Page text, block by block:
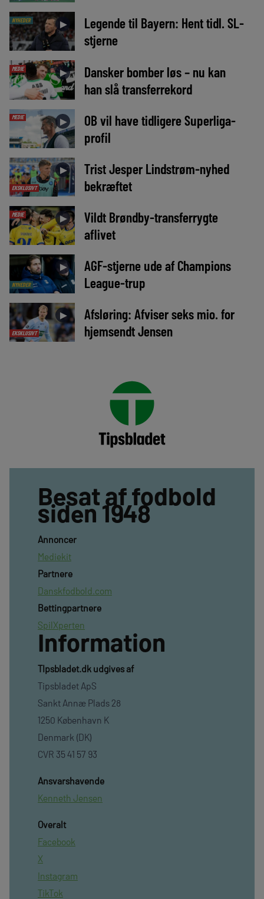
NYHEDER ►
Legende til Bayern: Hent tidl. SL-
stjerne
MEDIE ►
Dansker bomber løs – nu kan
han slå transferrekord
MEDIE ►
OB vil have tidligere Superliga-
profil
EKSKLUSIVT
►
Trist Jesper Lindstrøm-nyhed
bekræftet
MEDIE ►
Vildt Brøndby-transferrygte
aflivet
NYHEDER
►
AGF-stjerne ude af Champions
League-trup
EKSKLUSIVT
►
Afsløring: Afviser seks mio. for
hjemsendt Jensen
Besat af fodbold
siden 1948
Annoncer
Mediekit
Partnere
Danskfodbold.com
Bettingpartnere
SpilXperten
Information
TIpsbladet.dk udgives af
Tipsbladet ApS
Sankt Annæ Plads 28
1250 København K
Denmark (DK)
CVR 35 41 57 93
Ansvarshavende
Kenneth Jensen
Overalt
Facebook
X
Instagram
TikTok